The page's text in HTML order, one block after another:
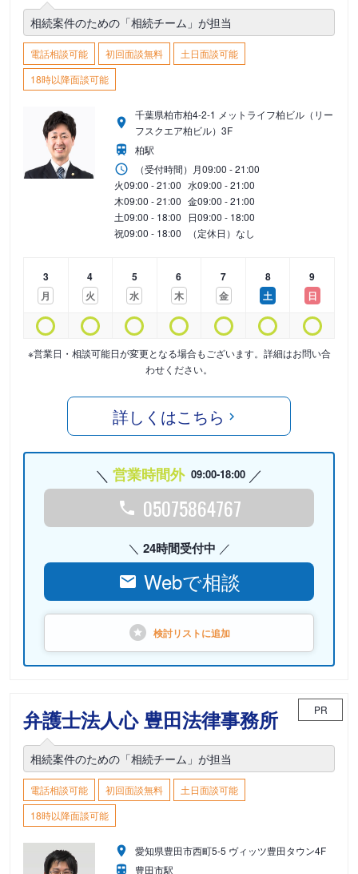
相続案件のための「相続チーム」が担当
電話相談可能 初回面談無料
土日面談可能
18時以降面談可能
千葉県柏市柏4-2-1 メットライフ柏ビル（リー
フスクエア柏ビル）3F
柏駅
（受付時間） 月09:00 - 21:00
火09:00 - 21:00 水09:00 - 21:00
木09:00 - 21:00 金09:00 - 21:00
土09:00 - 18:00 日09:00 - 18:00
祝09:00 - 18:00 （定休日）なし
3
月
4
火
5
水
6
木
7
金
8
土
9
日
※営業日・相談可能日が変更となる場合もございます。詳細はお問い合
わせください。
詳しくはこちら
営業時間外 09:00-18:00
05075864767
24時間受付中
Webで相談
検討リストに追加
弁護士法人心 豊田法律事務所 PR
相続案件のための「相続チーム」が担当
電話相談可能 初回面談無料
土日面談可能
18時以降面談可能
愛知県豊田市西町5-5 ヴィッツ豊田タウン4F
豊田市駅